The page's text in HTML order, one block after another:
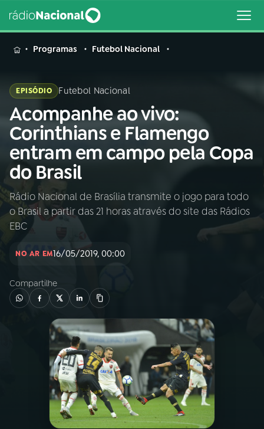
MENU
Buscar
na
Rádio
Nacional
Buscar
01INÍCIO
02A RÁDIO
03PROGRAMAÇÃO
PROGRAMAS
PODCASTS
VIDEOCASTS
Programas Futebol Nacional
EPISÓDIO Futebol Nacional
Acompanhe ao vivo:
Corinthians e Flamengo
entram em campo pela Copa
do Brasil
Rádio Nacional de Brasília transmite o jogo para todo
o Brasil a partir das 21 horas através do site das Rádios
EBC
NO AR EM16/05/2019, 00:00
Compartilhe